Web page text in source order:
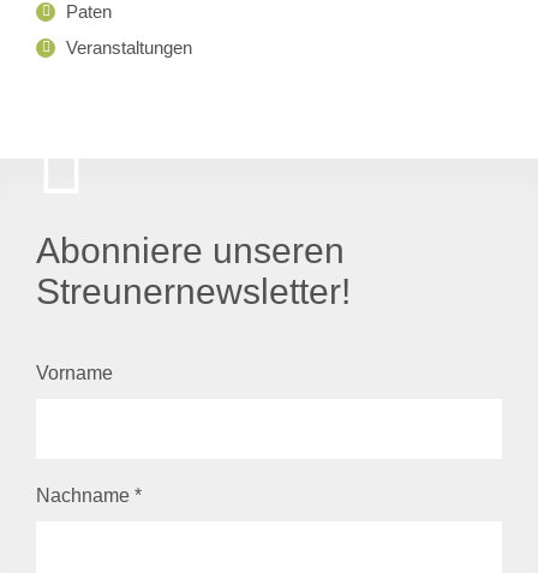
Paten
Veranstaltungen
Abonniere unseren
Streunernewsletter!
Vorname
Nachname *